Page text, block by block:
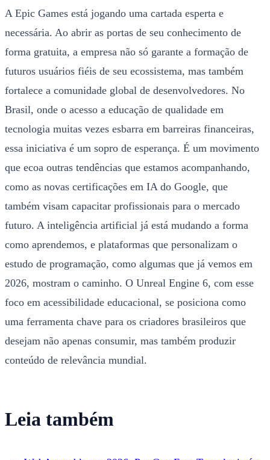
A Epic Games está jogando uma cartada esperta e
necessária. Ao abrir as portas de seu conhecimento de
forma gratuita, a empresa não só garante a formação de
futuros usuários fiéis de seu ecossistema, mas também
fortalece a comunidade global de desenvolvedores. No
Brasil, onde o acesso a educação de qualidade em
tecnologia muitas vezes esbarra em barreiras financeiras,
essa iniciativa é um sopro de esperança. É um movimento
que ecoa outras tendências que estamos acompanhando,
como as novas certificações em IA do Google, que
também visam capacitar profissionais para o mercado
futuro. A inteligência artificial já está mudando a forma
como aprendemos, e plataformas que personalizam o
estudo de programação, como algumas que já vemos em
2026, mostram o caminho. O Unreal Engine 6, com esse
foco em acessibilidade educacional, se posiciona como
uma ferramenta chave para os criadores brasileiros que
desejam não apenas consumir, mas também produzir
conteúdo de relevância mundial.
Leia também